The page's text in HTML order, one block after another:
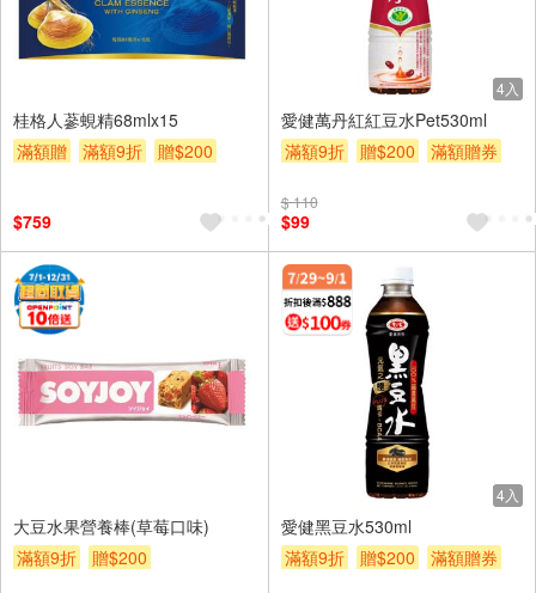
桂格人蔘蜆精68mlx15
滿額贈
滿額9折
贈$200
$759
4入
愛健萬丹紅紅豆水Pet530ml
滿額9折
贈$200 滿額贈券
$ 110
$99
大豆水果營養棒(草莓口味)
滿額9折
贈$200
4入
愛健黑豆水530ml
滿額9折
贈$200 滿額贈券